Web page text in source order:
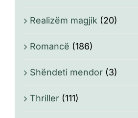
Realizëm magjik (20)
Romancë (186)
Shëndeti mendor (3)
Thriller (111)